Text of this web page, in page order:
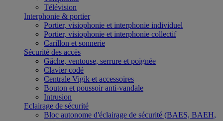
Télévision
Interphonie & portier
Portier, visiophonie et interphonie individuel
Portier, visiophonie et interphonie collectif
Carillon et sonnerie
Sécurité des accès
Gâche, ventouse, serrure et poignée
Clavier codé
Centrale Vigik et accessoires
Bouton et poussoir anti-vandale
Intrusion
Eclairage de sécurité
Bloc autonome d'éclairage de sécurité (BAES, BAEH,